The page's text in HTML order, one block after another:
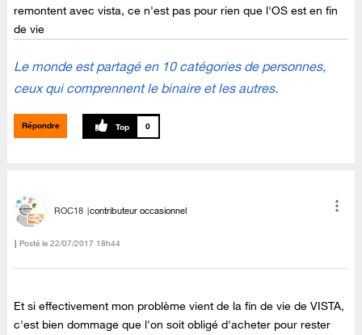
remontent avec vista, ce n'est pas pour rien que l'OS est en fin
de vie
Le monde est partagé en 10 catégories de personnes,
ceux qui comprennent le binaire et les autres.
Répondre 0
ROC18 contributeur occasionnel
Posté le ‎22/07/2017 18h44
Et si effectivement mon problème vient de la fin de vie de VISTA,
c'est bien dommage que l'on soit obligé d'acheter pour rester